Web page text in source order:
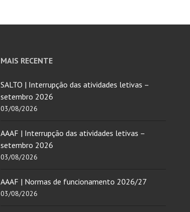
MAIS RECENTE
SALTO | Interrupção das atividades letivas –
setembro 2026
03/08/2026
AAAF | Interrupção das atividades letivas –
setembro 2026
03/08/2026
AAAF | Normas de funcionamento 2026/27
03/08/2026